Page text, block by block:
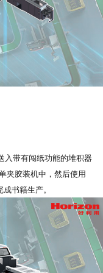
入带有闯纸功能的堆积器
夹胶装机中，然后使用
书籍生产。